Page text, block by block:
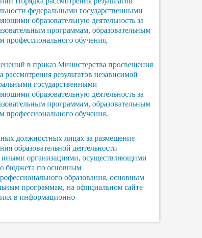
федеральными государственными
образовательную деятельность за
программам, образовательным
профессионального обучения,
в приказ Министерства просвещения
результатов независимой
государственными
образовательную деятельность за
программам, образовательным
профессионального обучения,
должностных лицах за размещение
образовательной деятельности
иными организациями, осуществляющими
бюджета по основным
образования, основным
программам, на официальном сайте
в информационно-